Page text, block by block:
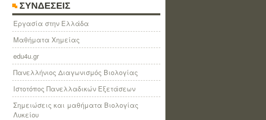
ΣΥΝΔΕΣΕΙΣ
Eργασία στην Ελλάδα
Μαθήματα Χημείας
edu4u.gr
Πανελλήνιος Διαγωνισμός Βιολογίας
Ιστοτόπος Πανελλαδικών Εξετάσεων
Σημειώσεις και μαθήματα Βιολογίας
Λυκείου